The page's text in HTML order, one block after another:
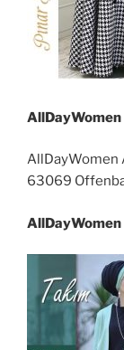
AllDayWomen
AllDayWomen
63069
AllDayWomen